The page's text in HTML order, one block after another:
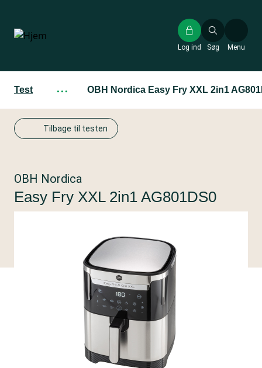
hovedindhold
Søg
Log ind Menu
Test ··· OBH Nordica Easy Fry XXL 2in1
Tilbage til testen
OBH Nordica
Easy Fry XXL 2in1 AG801DS0